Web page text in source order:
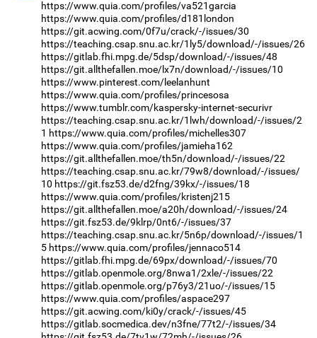
https://www.quia.com/profiles/va521garcia
https://www.quia.com/profiles/d181london
https://git.acwing.com/0f7u/crack/-/issues/30
https://teaching.csap.snu.ac.kr/1ly5/download/-/issues/26
https://gitlab.fhi.mpg.de/5dsp/download/-/issues/48
https://git.allthefallen.moe/lx7n/download/-/issues/10
https://www.pinterest.com/leelanhunt
https://www.quia.com/profiles/princesosa
https://www.tumblr.com/kaspersky-internet-securivr
https://teaching.csap.snu.ac.kr/1lwh/download/-/issues/2
1 https://www.quia.com/profiles/michelles307
https://www.quia.com/profiles/jamieha162
https://git.allthefallen.moe/th5n/download/-/issues/22
https://teaching.csap.snu.ac.kr/79w8/download/-/issues/
10 https://git.fsz53.de/d2fng/39kx/-/issues/18
https://www.quia.com/profiles/kristenj215
https://git.allthefallen.moe/a20h/download/-/issues/24
https://git.fsz53.de/9klrp/0nt6/-/issues/37
https://teaching.csap.snu.ac.kr/5n6p/download/-/issues/1
5 https://www.quia.com/profiles/jennaco514
https://gitlab.fhi.mpg.de/69px/download/-/issues/70
https://gitlab.openmole.org/8nwa1/2xle/-/issues/22
https://gitlab.openmole.org/p76y3/21uo/-/issues/15
https://www.quia.com/profiles/aspace297
https://git.acwing.com/ki0y/crack/-/issues/45
https://gitlab.socmedica.dev/n3fne/77t2/-/issues/34